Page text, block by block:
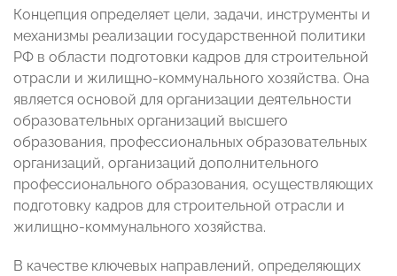
Концепция определяет цели, задачи, инструменты и
механизмы реализации государственной политики
РФ в области подготовки кадров для строительной
отрасли и жилищно-коммунального хозяйства. Она
является основой для организации деятельности
образовательных организаций высшего
образования, профессиональных образовательных
организаций, организаций дополнительного
профессионального образования, осуществляющих
подготовку кадров для строительной отрасли и
жилищно-коммунального хозяйства.
В качестве ключевых направлений, определяющих